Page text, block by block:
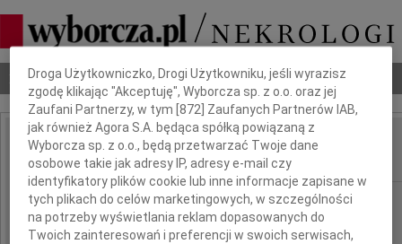
Nekrologi Odeszli Poradnik pogrzebowy
IMIĘ I NAZWISKO: Ryszard Hebdzyński
REGION: Zielona Góra
DATA EMISJI: 27.01.2011
Dbamy o Twoją prywatność
Droga Użytkowniczko, Drogi Użytkowniku, jeśli wyrazisz
zgodę klikając "Akceptuję", Wyborcza sp. z o.o. oraz jej
Zaufani Partnerzy, w tym [872 ] Zaufanych Partnerów IAB,
jak również Agora S.A. będąca spółką powiązaną z
Wyborcza sp. z o.o., będą przetwarzać Twoje dane
osobowe takie jak adresy IP, adresy e-mail czy
identyfikatory plików cookie lub inne informacje zapisane w
tych plikach do celów marketingowych, w szczególności
na potrzeby wyświetlania reklam dopasowanych do
Twoich zainteresowań i preferencji w swoich serwisach,